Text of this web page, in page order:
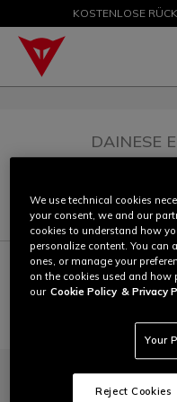
SALE BIS ZU
KOSTENLOSE
DAINESE
We use technical cookies
your consent, we and our
cookies to understand how
personalize content. You can
ones, or manage your
on the cookies used and how
our Cookie Policy & Privacy
Your
Reject Cookies